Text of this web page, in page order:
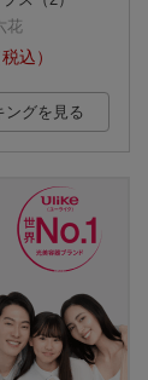
花
込）
ングを見る